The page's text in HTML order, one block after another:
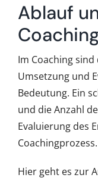
Ablauf
Im Coaching
Umsetzung und
Bedeutung. Ein
und die Anzahl
Evaluierung des
Coachingprozess.
Hier geht es zur